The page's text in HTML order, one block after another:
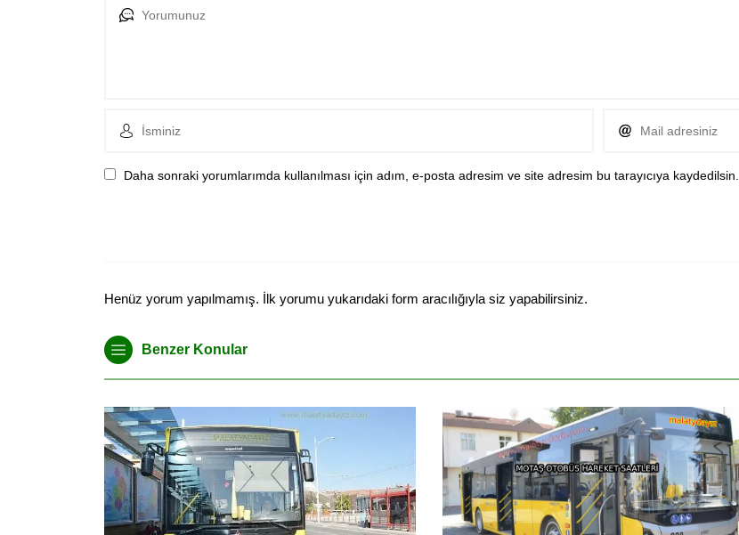
Daha sonraki yorumlarımda kullanılması için adım, e-posta adresim ve site adresim bu tarayıcıya kaydedilsin.
Henüz yorum yapılmamış. İlk yorumu yukarıdaki form aracılığıyla siz yapabilirsiniz.
Benzer Konular